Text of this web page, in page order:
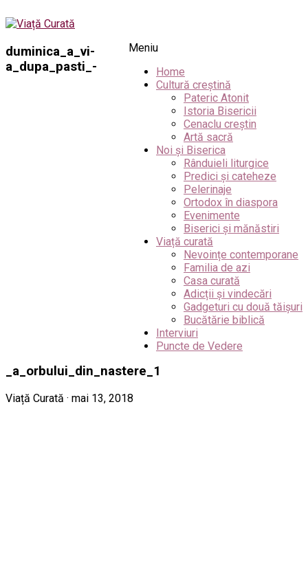
Meniu
Home
Cultură creștină
Pateric Atonit
Istoria Bisericii
Cenaclu creștin
Artă sacră
Noi și Biserica
Rânduieli liturgice
Predici și cateheze
Pelerinaje
Ortodox în diaspora
Evenimente
Biserici și mănăstiri
Viață curată
Nevoințe contemporane
Familia de azi
Casa curată
Adicții și vindecări
Gadgeturi cu două tăișuri
Bucătărie biblică
Interviuri
Puncte de Vedere
duminica_a_vi-
a_dupa_pasti_-
_a_orbului_din_nastere_1
Viață Curată · mai 13, 2018